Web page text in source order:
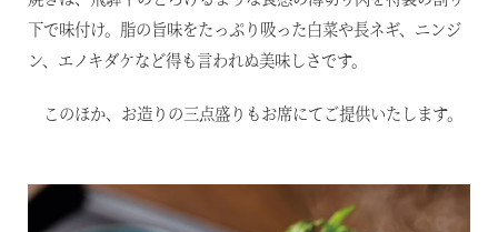
下で味付け。脂の旨味をたっぷり吸った白菜や長ネギ、ニンジ
ン、エノキダケなど得も言われぬ美味しさです。
このほか、お造りの三点盛りもお席にてご提供いたします。